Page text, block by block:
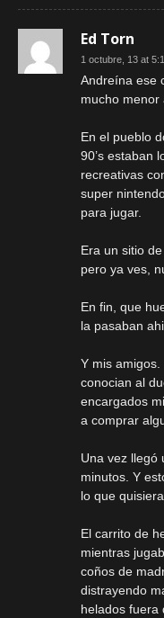
Ed Torn
1 octubre, 13 at
Andreína ese
mucho menor
En el pueblo
90’s estaban
recreativas
super
para jugar.
Era un sitio
pero ya ves,
En fin, que
la pasaban ahi.
Y mis
conocian al
encargados
a comprar
Una vez llegó
minutos. Y
lo que quisiera.
El carrito de
mientras
coños de
distrayendo
helados fuera